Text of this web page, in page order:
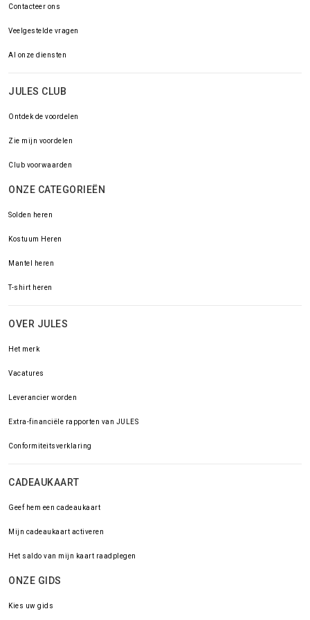
Contacteer ons
Veelgestelde vragen
Al onze diensten
JULES CLUB
Ontdek de voordelen
Zie mijn voordelen
Club voorwaarden
ONZE CATEGORIEËN
Solden heren
Kostuum Heren
Mantel heren
T-shirt heren
OVER JULES
Het merk
Vacatures
Leverancier worden
Extra-financiële rapporten van JULES
Conformiteitsverklaring
CADEAUKAART
Geef hem een cadeaukaart
Mijn cadeaukaart activeren
Het saldo van mijn kaart raadplegen
ONZE GIDS
Kies uw gids